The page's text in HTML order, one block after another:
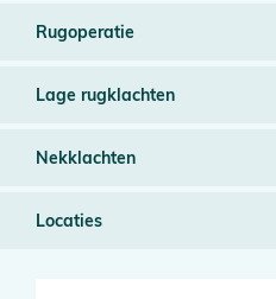
Rugoperatie
Lage rugklachten
Nekklachten
Locaties